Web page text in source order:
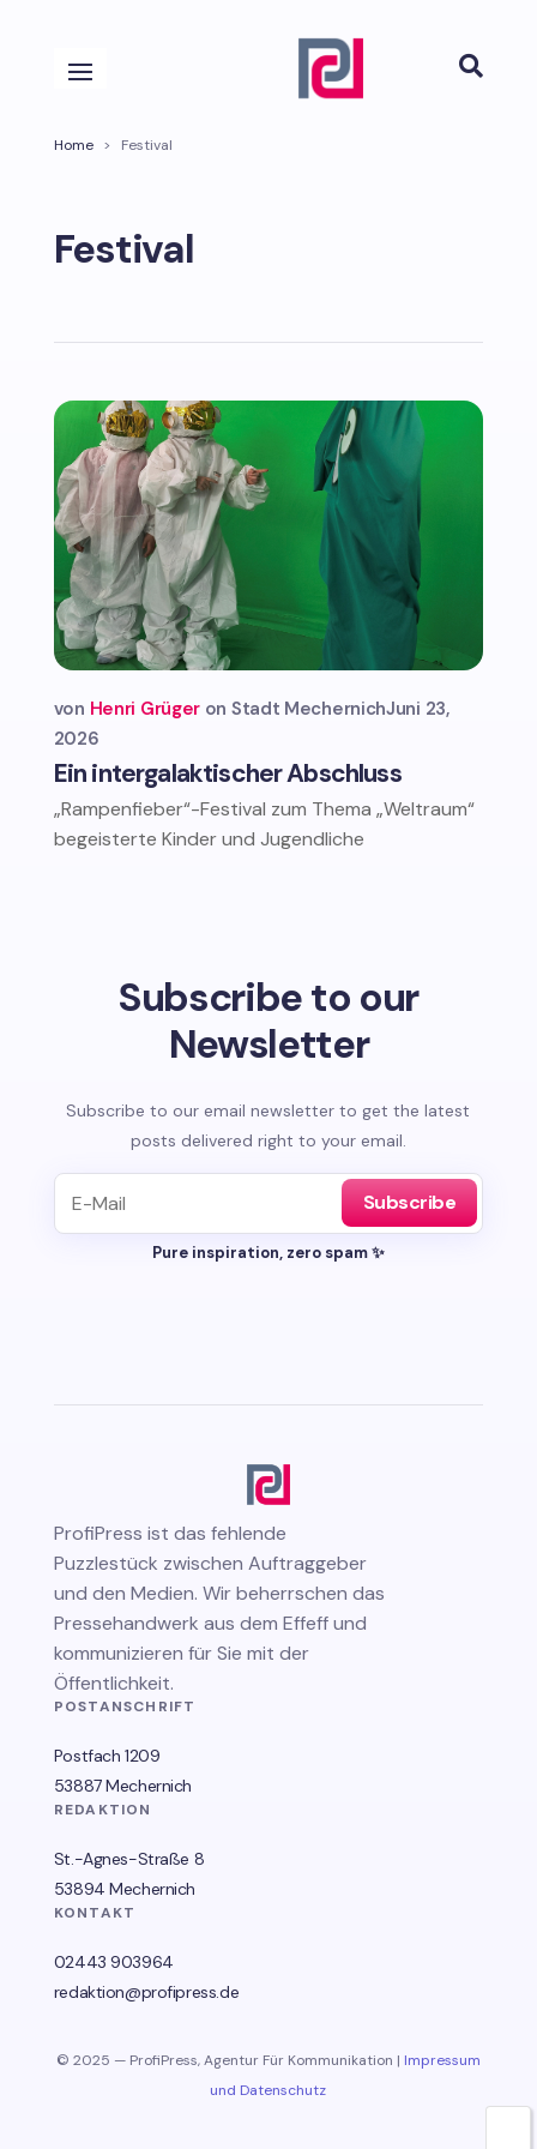

Home > Festival
Festival
Ein intergalaktischer Abschluss
von Henri Grüger Stadt MechernichJuni 23,
2026
„Rampenfieber“-Festival zum Thema „Weltraum“
begeisterte Kinder und Jugendliche
Subscribe to our
Newsletter
Subscribe to our email newsletter to get the latest
posts delivered right to your email.
Subscribe
Pure inspiration, zero spam ✨
ProfiPress ist das fehlende
Puzzlestück zwischen Auftraggeber
und den Medien. Wir beherrschen das
Pressehandwerk aus dem Effeff und
kommunizieren für Sie mit der
Öffentlichkeit.
POSTANSCHRIFT
Postfach 1209
53887 Mechernich
REDAKTION
St.-Agnes-Straße 8
53894 Mechernich
KONTAKT
02443 903964
redaktion@profipress.de
© 2025 — ProfiPress, Agentur Für Kommunikation | Impressum
und Datenschutz